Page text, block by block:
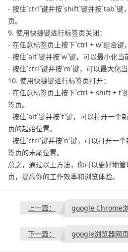
- 按住`ctrl`键并按`shift`键并按`tab`键
页。
9. 使用快捷键进行标签页关闭：
- 在任意标签页上按下`ctrl + w`组合键
- 按住`alt`键并按`w`键，可以最小化当
- 按住`ctrl`键并按`m`键，可以最大化当
10. 使用快捷键进行标签页打开：
- 在任意标签页上按下`ctrl + shift + t`
签页。
- 按住`alt`键并按`t`键，可以打开一个
页的起始位置。
- 按住`ctrl`键并按`n`键，可以打开一
签页的末尾位置。
总之，通过以上方法，你可以更好地
页，提高你的工作效率和浏览体验。
上一篇：
下一篇：